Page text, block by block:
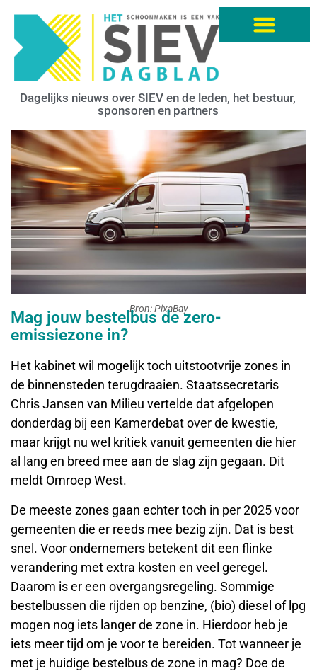
Dagelijks nieuws over SIEV en de leden, het bestuur,
sponsoren en partners
Bron: PixaBay
Mag jouw bestelbus de zero-
emissiezone in?
Het kabinet wil mogelijk toch uitstootvrije zones in
de binnensteden terugdraaien. Staatssecretaris
Chris Jansen van Milieu vertelde dat afgelopen
donderdag bij een Kamerdebat over de kwestie,
maar krijgt nu wel kritiek vanuit gemeenten die hier
al lang en breed mee aan de slag zijn gegaan. Dit
meldt Omroep West.
De meeste zones gaan echter toch in per 2025 voor
gemeenten die er reeds mee bezig zijn. Dat is best
snel. Voor ondernemers betekent dit een flinke
verandering met extra kosten en veel geregel.
Daarom is er een overgangsregeling. Sommige
bestelbussen die rijden op benzine, (bio) diesel of lpg
mogen nog iets langer de zone in. Hierdoor heb je
iets meer tijd om je voor te bereiden. Tot wanneer je
met je huidige bestelbus de zone in mag? Doe de